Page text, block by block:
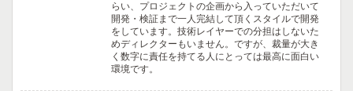
らい、プロジェクトの企画から入っていただいて
開発・検証まで一人完結して頂くスタイルで開発
をしています。技術レイヤーでの分担はしないた
めディレクターもいません。ですが、裁量が大き
く数字に責任を持てる人にとっては最高に面白い
環境です。